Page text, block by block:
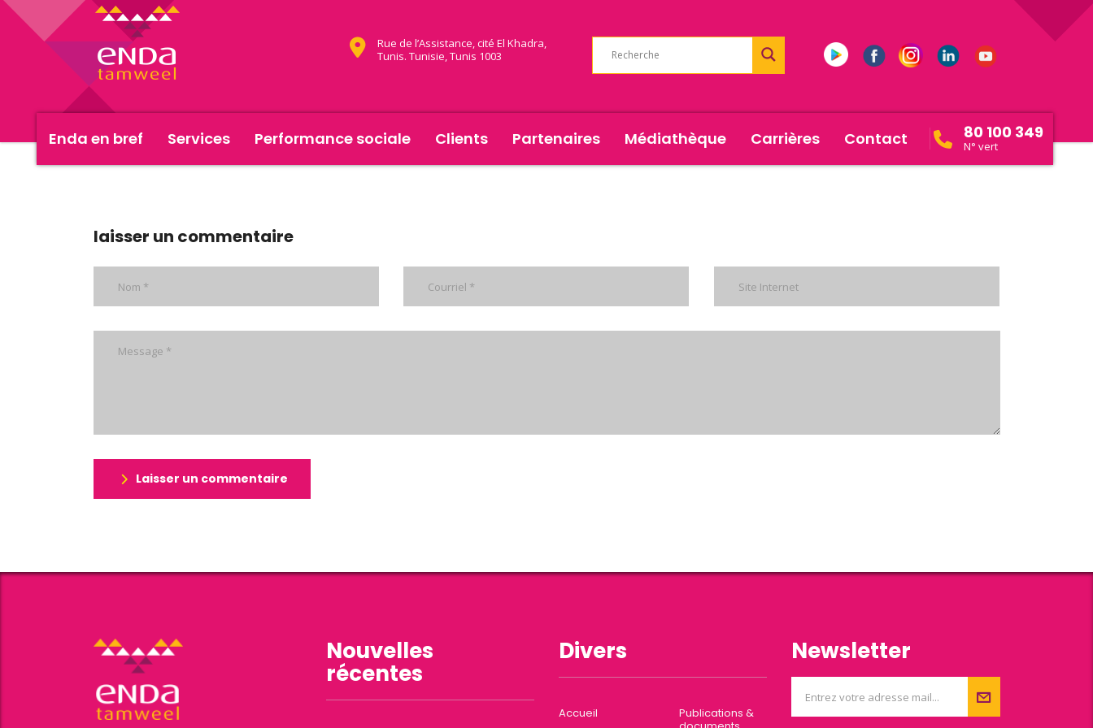
Rue de l’Assistance, cité El Khadra,
Tunis. Tunisie, Tunis 1003
Enda en bref Services Performance sociale Clients Partenaires Médiathèque Carrières Contact 80 100 349
N° vert
laisser un commentaire
Laisser un commentaire
Nouvelles
récentes
Divers
Accueil
Publications &
Newsletter